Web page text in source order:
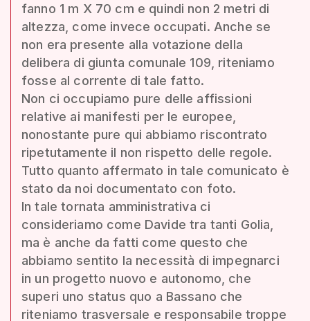
fanno 1 m X 70 cm e quindi non 2 metri di
altezza, come invece occupati. Anche se
non era presente alla votazione della
delibera di giunta comunale 109, riteniamo
fosse al corrente di tale fatto.
Non ci occupiamo pure delle affissioni
relative ai manifesti per le europee,
nonostante pure qui abbiamo riscontrato
ripetutamente il non rispetto delle regole.
Tutto quanto affermato in tale comunicato è
stato da noi documentato con foto.
In tale tornata amministrativa ci
consideriamo come Davide tra tanti Golia,
ma è anche da fatti come questo che
abbiamo sentito la necessità di impegnarci
in un progetto nuovo e autonomo, che
superi uno status quo a Bassano che
riteniamo trasversale e responsabile troppe